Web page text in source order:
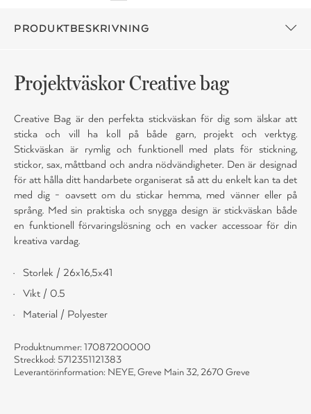
PRODUKTBESKRIVNING
Projektväskor Creative bag
Creative Bag är den perfekta stickväskan för dig som älskar att
sticka och vill ha koll på både garn, projekt och verktyg.
Stickväskan är rymlig och funktionell med plats för stickning,
stickor, sax, måttband och andra nödvändigheter. Den är designad
för att hålla ditt handarbete organiserat så att du enkelt kan ta det
med dig - oavsett om du stickar hemma, med vänner eller på
språng. Med sin praktiska och snygga design är stickväskan både
en funktionell förvaringslösning och en vacker accessoar för din
kreativa vardag.
Storlek / 26x16,5x41
Vikt / 0.5
Material / Polyester
Produktnummer: 17087200000
Streckkod: 5712351121383
Leverantörinformation: NEYE, Greve Main 32, 2670 Greve